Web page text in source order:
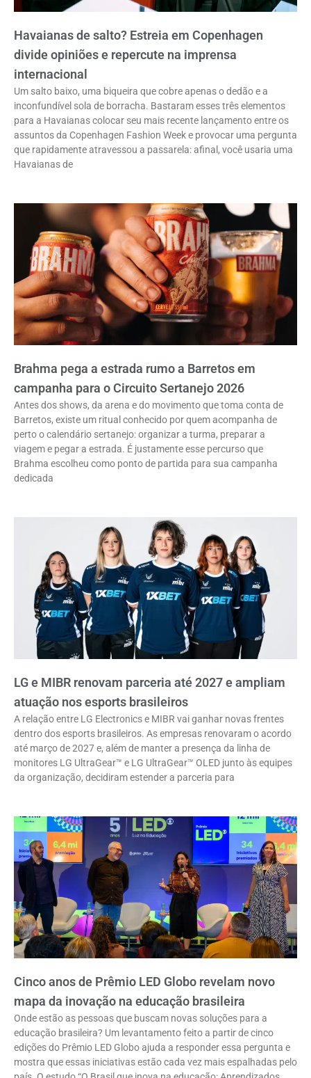
Havaianas de salto? Estreia em Copenhagen
divide opiniões e repercute na imprensa
internacional
Um salto baixo, uma biqueira que cobre apenas o dedão e a
inconfundível sola de borracha. Bastaram esses três elementos
para a Havaianas colocar seu mais recente lançamento entre os
assuntos da Copenhagen Fashion Week e provocar uma pergunta
que rapidamente atravessou a passarela: afinal, você usaria uma
Havaianas de
Brahma pega a estrada rumo a Barretos em
campanha para o Circuito Sertanejo 2026
Antes dos shows, da arena e do movimento que toma conta de
Barretos, existe um ritual conhecido por quem acompanha de
perto o calendário sertanejo: organizar a turma, preparar a
viagem e pegar a estrada. É justamente esse percurso que
Brahma escolheu como ponto de partida para sua campanha
dedicada
LG e MIBR renovam parceria até 2027 e ampliam
atuação nos esports brasileiros
A relação entre LG Electronics e MIBR vai ganhar novas frentes
dentro dos esports brasileiros. As empresas renovaram o acordo
até março de 2027 e, além de manter a presença da linha de
monitores LG UltraGear™ e LG UltraGear™ OLED junto às equipes
da organização, decidiram estender a parceria para
Cinco anos de Prêmio LED Globo revelam novo
mapa da inovação na educação brasileira
Onde estão as pessoas que buscam novas soluções para a
educação brasileira? Um levantamento feito a partir de cinco
edições do Prêmio LED Globo ajuda a responder essa pergunta e
mostra que essas iniciativas estão cada vez mais espalhadas pelo